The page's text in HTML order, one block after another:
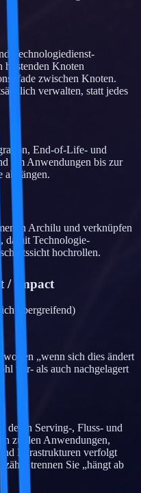
Technologiedienst-
hostenden Knoten
zwischen Knoten.
verwalten, statt jedes
End-of-Life- und
um Anwendungen bis zur
abhängen.
in Archilu und verknüpfen
damit Technologie-
hochrollen.
/ Impact
„wenn sich dies ändert
vor- als auch nachgelagert
deren Serving-, Fluss- und
zu den Anwendungen,
Infrastrukturen verfolgt
trennen Sie „hängt ab